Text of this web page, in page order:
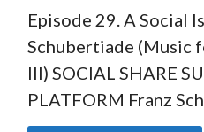
Episode 29. A Social
Schubertiade (Music
III) SOCIAL SHARE
PLATFORM Franz